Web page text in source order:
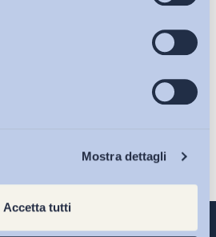
Mostra dettagli
Accetta tutti
trattamento dei dati personali descritti